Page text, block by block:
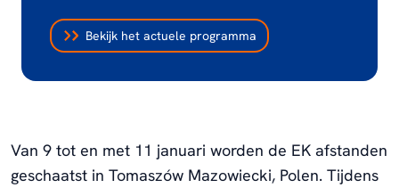
Bekijk het actuele programma
Van 9 tot en met 11 januari worden de EK afstanden
geschaatst in Tomaszów Mazowiecki, Polen. Tijdens